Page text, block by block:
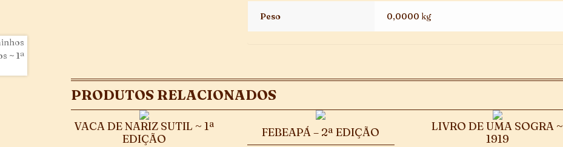
Peso 0,0000 kg
PRODUTOS RELACIONADOS
VACA DE NARIZ SUTIL ~ 1ª
EDIÇÃO
FEBEAPÁ – 2ª EDIÇÃO
LIVRO DE UMA SOGRA ~
1919